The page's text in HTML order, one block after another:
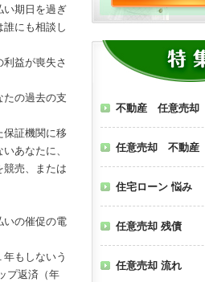
い期日を過ぎ
にも相談し
益が喪失さ
の過去の支
保証機関に移
あなたに、
売、または
いの催促の電
もしないう
プ返済（年
不動産 任意売却
任意売却 不動産
住宅ローン 悩み
任意売却 残債
任意売却 流れ